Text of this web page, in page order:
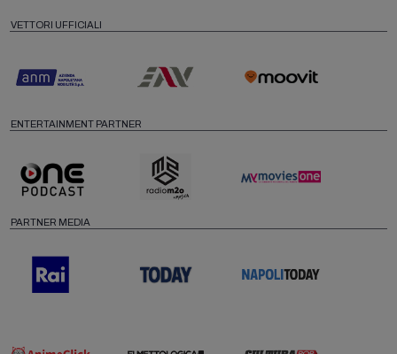
VETTORI UFFICIALI
ENTERTAINMENT PARTNER
PARTNER MEDIA